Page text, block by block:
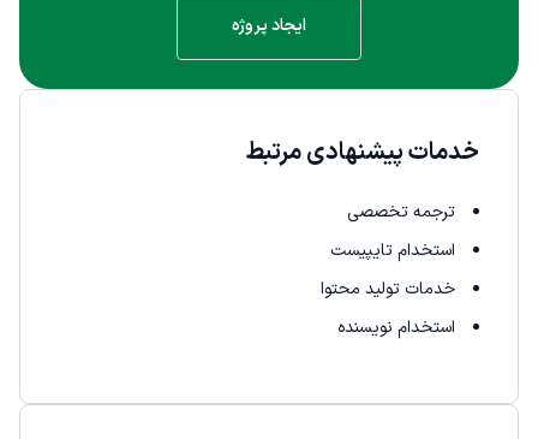
ایجاد پروژه
خدمات پیشنهادی مرتبط
ترجمه تخصصی
استخدام تایپیست
خدمات تولید محتوا
استخدام نویسنده